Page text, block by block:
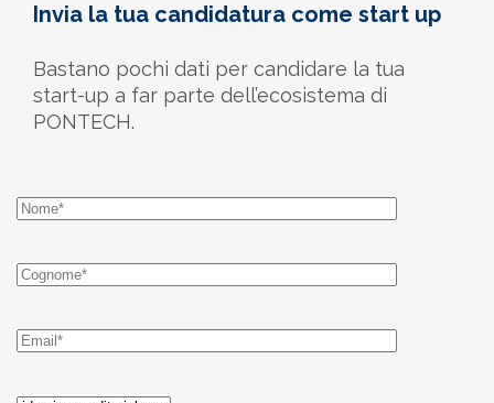
Invia la tua candidatura come start up
Bastano pochi dati per candidare la tua
start-up a far parte dell’ecosistema di
PONTECH.